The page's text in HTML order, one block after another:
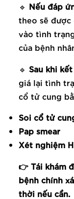
🔹 Nếu đáp
theo sẽ được
vào tình
của bệnh
🔹 Sau khi
giá lại tình
cổ tử cung
Soi cổ tử
Pap smear
Xét nghiệm
👉 Tái khám
bệnh chính
thời nếu cần.